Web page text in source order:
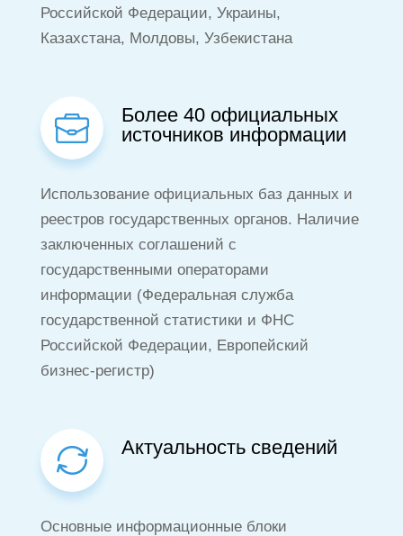
Российской Федерации, Украины,
Казахстана, Молдовы, Узбекистана
Более 40 официальных
источников информации
Использование официальных баз данных и
реестров государственных органов. Наличие
заключенных соглашений с
государственными операторами
информации (Федеральная служба
государственной статистики и ФНС
Российской Федерации, Европейский
бизнес-регистр)
Актуальность сведений
Основные информационные блоки